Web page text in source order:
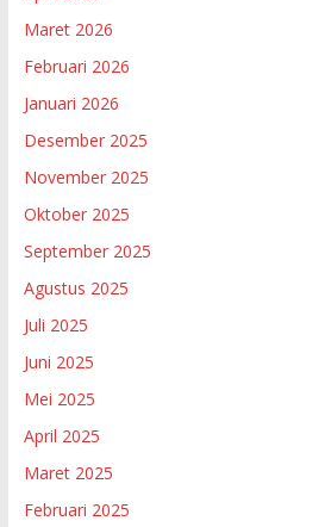
Maret 2026
Februari 2026
Januari 2026
Desember 2025
November 2025
Oktober 2025
September 2025
Agustus 2025
Juli 2025
Juni 2025
Mei 2025
April 2025
Maret 2025
Februari 2025